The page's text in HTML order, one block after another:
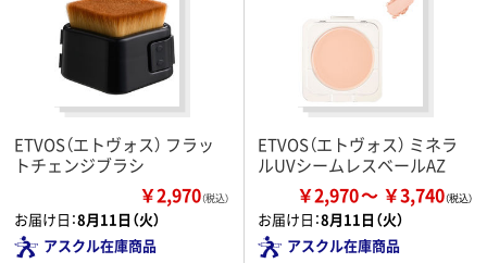
ETVOS（エトヴォス） フラッ
トチェンジブラシ
￥2,970（税込）
お届け日：8月11日（火）
アスクル在庫商品
ETVOS（エトヴォス） ミネラ
ルUVシームレスベールAZ
￥2,970 ￥3,740
お届け日：8月11日（火）
アスクル在庫商品